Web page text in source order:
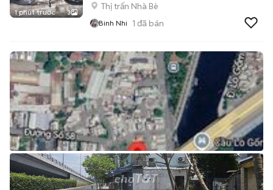
1 phút trước 3
Thị trấn Nhà Bè
Binh Nhi 1 đã bán